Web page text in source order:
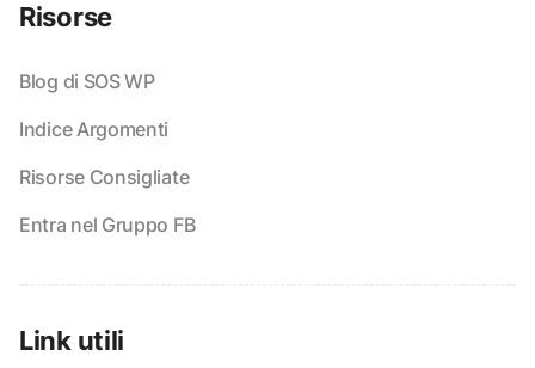
Risorse
Blog di SOS WP
Indice Argomenti
Risorse Consigliate
Entra nel Gruppo FB
Link utili